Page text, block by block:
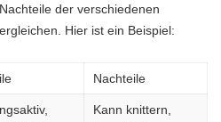
der verschiedenen
Hier ist ein Beispiel:
Nachteile
Kann knittern,